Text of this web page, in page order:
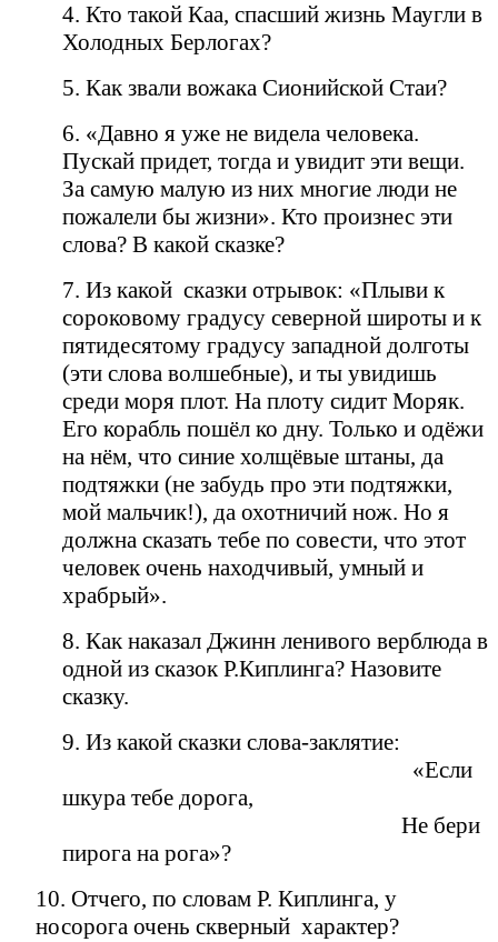
4. Кто такой Каа, спасший жизнь Маугли в
Холодных Берлогах?
5. Как звали вожака Сионийской Стаи?
6. «Давно я уже не видела человека.
Пускай придет, тогда и увидит эти вещи.
За самую малую из них многие люди не
пожалели бы жизни». Кто произнес эти
слова? В какой сказке?
7. Из какой сказки отрывок: «Плыви к
сороковому градусу северной широты и к
пятидесятому градусу западной долготы
(эти слова волшебные), и ты увидишь
среди моря плот. На плоту сидит Моряк.
Его корабль пошёл ко дну. Только и одёжи
на нём, что синие холщёвые штаны, да
подтяжки (не забудь про эти подтяжки,
мой мальчик!), да охотничий нож. Но я
должна сказать тебе по совести, что этот
человек очень находчивый, умный и
храбрый».
8. Как наказал Джинн ленивого верблюда в
одной из сказок Р.Киплинга? Назовите
сказку.
9. Из какой сказки слова-заклятие:
«Если
шкура тебе дорога,
Не бери
пирога на рога»?
10. Отчего, по словам Р. Киплинга, у
носорога очень скверный характер?